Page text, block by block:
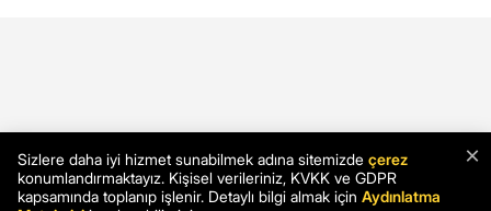
×
Sizlere daha iyi hizmet sunabilmek adına sitemizde çerez
konumlandırmaktayız. Kişisel verileriniz, KVKK ve GDPR
kapsamında toplanıp işlenir. Detaylı bilgi almak için Aydınlatma